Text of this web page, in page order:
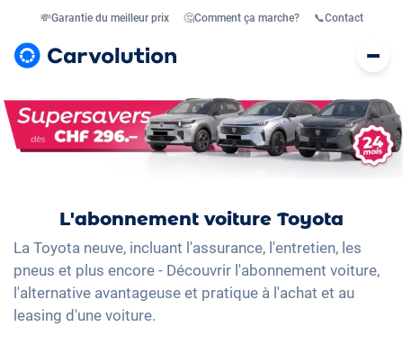
💸Garantie du meilleur prix 🤔Comment ça marche? 📞Contact
L'abonnement voiture Toyota
La Toyota neuve, incluant l'assurance, l'entretien, les
pneus et plus encore - Découvrir l'abonnement voiture,
l'alternative avantageuse et pratique à l'achat et au
leasing d'une voiture.